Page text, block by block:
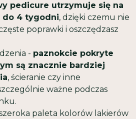
pedicure utrzymuje się na
do 4 tygodni, dzięki czemu nie
poprawki i oszczędzasz
- paznokcie pokryte
są znacznie bardziej
, ścieranie czy inne
ważne podczas
paleta kolorów lakierów